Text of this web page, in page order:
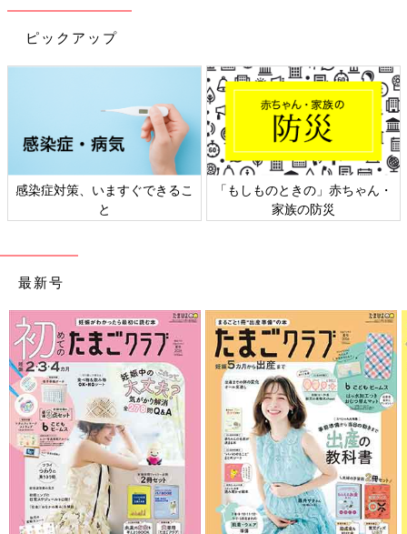
をしていきましょう。どの部分でキャパオーバーになっているか
を把握するためには、ママとの会話で、子どもとの毎日の中で
「どんな時がしんどいのか」を意識的に聞いていきましょう。
子どもが生まれることで体型や体調に大きな負担があったり、キ
ャリアプランを変更したり、パパが参加できるような飲み会に行
けないなど、産後は様々な方面での制約がある中でママたちは育
児をしています。パパもいっしょに育児をするのは大前提として
も「出産」をした女性ならではのしんどさ、子どもと過ごす時間
が「長い」ならではのしんんどさ（女性が育休期間が長い・産後
離職した・復職後時短勤務）があります。そこを理解しにいく前
のめりな情報収集力をもてると絆が育まれます。
育児の「しんどさも」を理解して、パートナーの心
理的孤独を減らす
――パパはママにどう接するのがいいですか？
上条 今の日本では、仕事で家にいる時間が「短い」パパたちが
多い傾向にあり、物理的に家事育児の割合や時間をママと「同
じ」にする難易度は高いと思います。だからこそ、夫婦の日常会
話の中で、ママの「しんどさ」を理解し、ねぎらいや感謝の言葉
をかけていきましょう。これだけでママの心理的孤独はかなり少
なくなります。
育児は夫婦二人で協力するものというのは、大前提としても核家
族なら大人の手は圧倒的に足りていません。生後何カ月から、1
ピックアップ
感染症対策、いますぐできるこ
と
「もしものときの」赤ちゃん・
家族の防災
最新号